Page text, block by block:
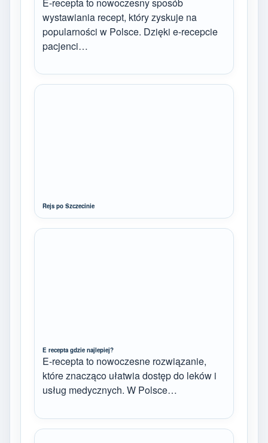
wystawiania recept, który zyskuje na
popularności w Polsce. Dzięki e-recepcie
pacjenci…
Rejs po Szczecinie
E recepta gdzie najlepiej?
E-recepta to nowoczesne rozwiązanie,
które znacząco ułatwia dostęp do leków i
usług medycznych. W Polsce…